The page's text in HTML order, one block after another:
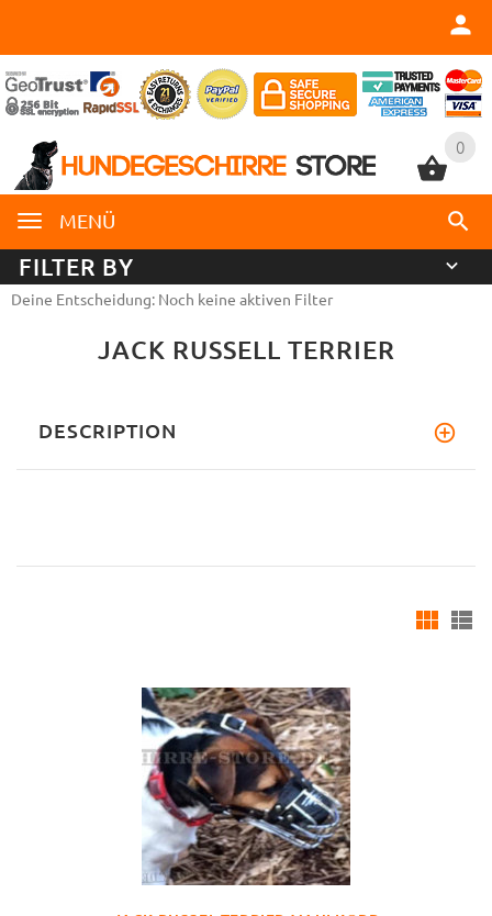
0
MENÜ
0
FILTER BY
Deine Entscheidung: Noch keine aktiven Filter
JACK RUSSELL TERRIER
DESCRIPTION